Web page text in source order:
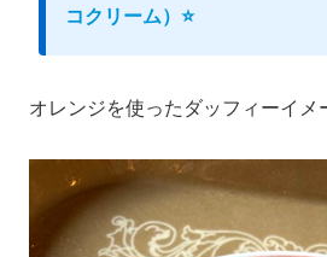
コクリーム）⭐️
オレンジを使ったダッフィーイメ